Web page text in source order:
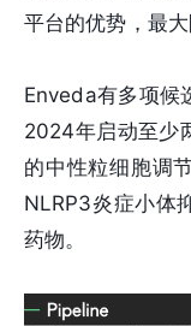
平台的优势，最
Enveda有多项候
2024年启动至少
的中性粒细胞调
NLRP3炎症小体
药物。